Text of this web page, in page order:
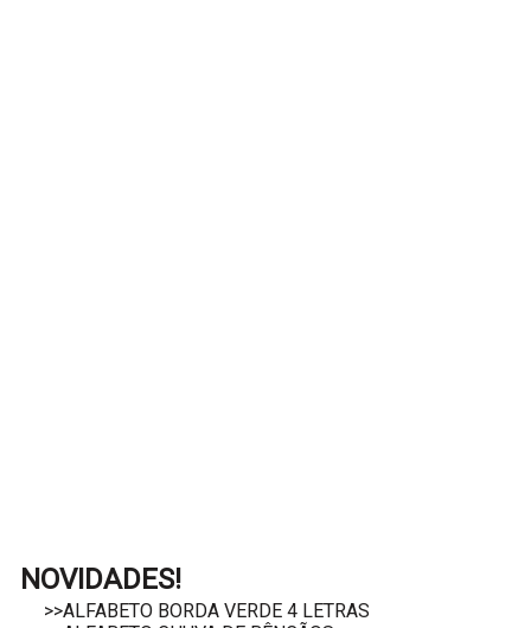
NOVIDADES!
>>ALFABETO BORDA VERDE 4 LETRAS